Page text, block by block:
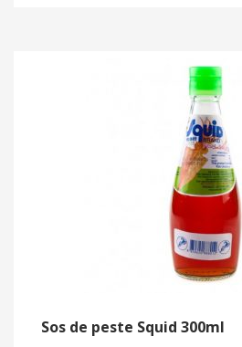
Sos de peste Squid 300ml